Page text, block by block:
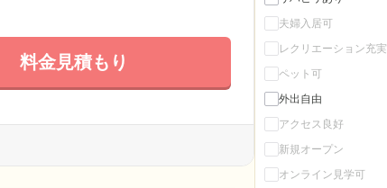
料金見積もり
夫婦入居可
レクリエーション充実
ペット可
外出自由
アクセス良好
新規オープン
オンライン見学可